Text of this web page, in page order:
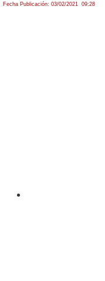
Fecha Publicación: 03/02/2021 09:28